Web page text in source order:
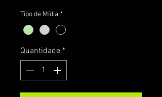
Tipo de Mídia *
Quantidade *